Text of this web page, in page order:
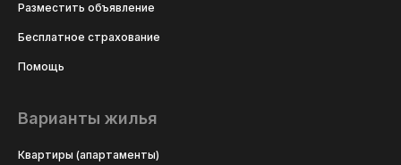
Разместить объявление
Бесплатное страхование
Помощь
Варианты жилья
Квартиры (апартаменты)